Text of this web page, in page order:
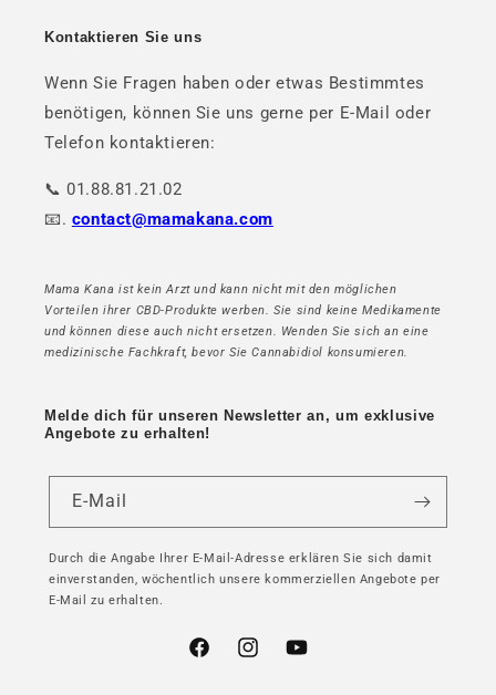
Kontaktieren Sie uns
Wenn Sie Fragen haben oder etwas Bestimmtes
benötigen, können Sie uns gerne per E-Mail oder
Telefon kontaktieren:
📞 01.88.81.21.02
📧. contact@mamakana.com
Mama Kana ist kein Arzt und kann nicht mit den möglichen
Vorteilen ihrer CBD-Produkte werben. Sie sind keine Medikamente
und können diese auch nicht ersetzen. Wenden Sie sich an eine
medizinische Fachkraft, bevor Sie Cannabidiol konsumieren.
Melde dich für unseren Newsletter an, um exklusive
Angebote zu erhalten!
E-Mail
Durch die Angabe Ihrer E-Mail-Adresse erklären Sie sich damit
einverstanden, wöchentlich unsere kommerziellen Angebote per
E-Mail zu erhalten.
FacebookInstagramYouTube